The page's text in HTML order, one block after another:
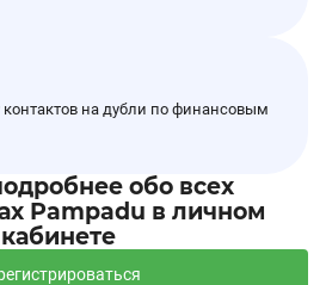
контактов на дубли по финансовым
обо всех
Pampadu в личном
кабинете